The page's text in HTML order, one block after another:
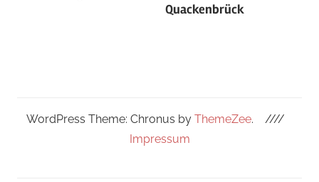
Quackenbrück
WordPress Theme: Chronus by ThemeZee.
////
Impressum